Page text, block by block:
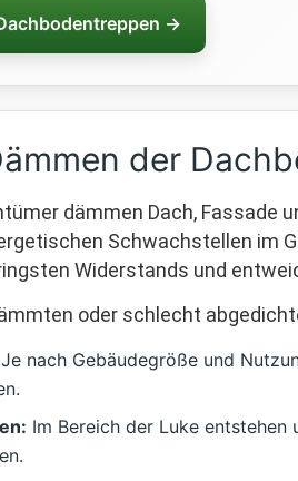
→
der
dämmen Dach, Fassade
Schwachstellen im
Widerstands und
oder schlecht
Je nach Gebäudegröße und
Im Bereich der Luke